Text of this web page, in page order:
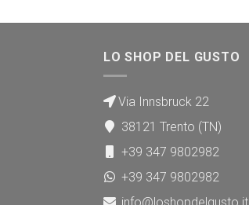
LO SHOP DEL GUSTO
Via Innsbruck 22
38121 Trento (TN)
+39 347 9802982
+39 347 9802982